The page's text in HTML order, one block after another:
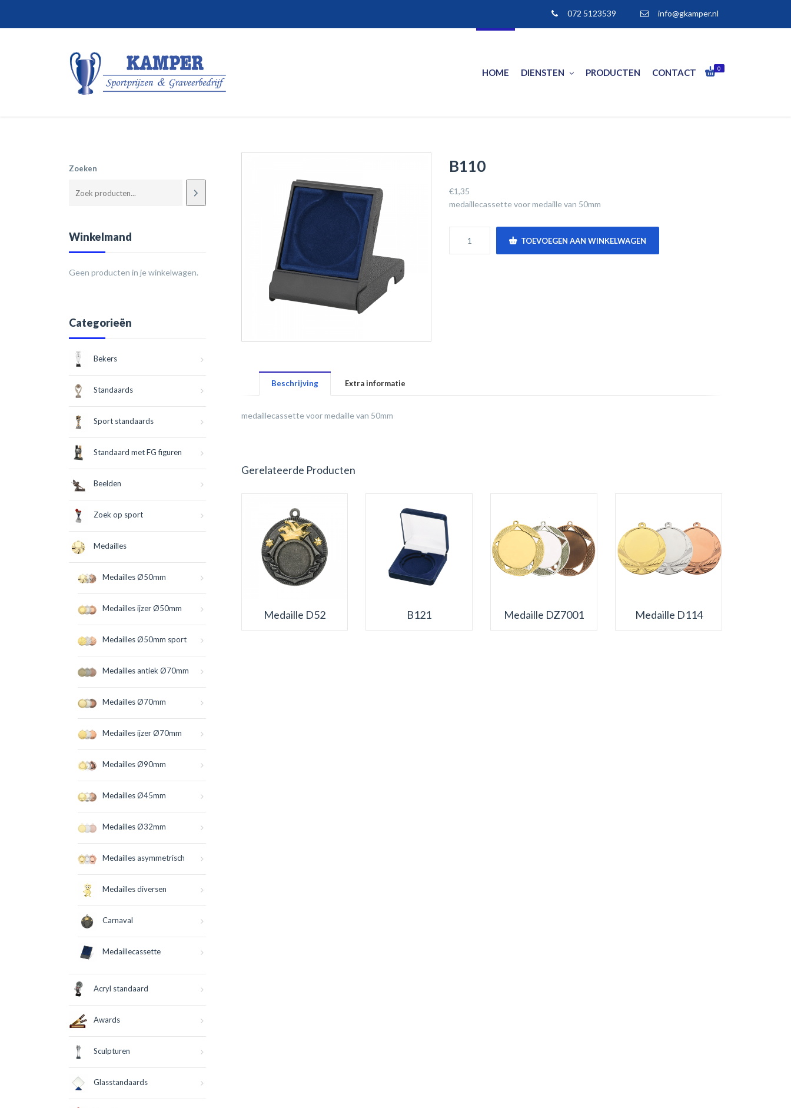
072 5123539 info@gkamper.nl
0
HOME DIENSTEN PRODUCTEN CONTACT
Zoeken
Winkelmand
Geen producten in je winkelwagen.
Categorieën
Bekers
Standaards
Sport standaards
Standaard met FG figuren
Beelden
Zoek op sport
Medailles
Medailles Ø50mm
Medailles ijzer Ø50mm
Medailles Ø50mm sport
Medailles antiek Ø70mm
Medailles Ø70mm
Medailles ijzer Ø70mm
Medailles Ø90mm
Medailles Ø45mm
Medailles Ø32mm
Medailles asymmetrisch
Medailles diversen
Carnaval
Medaillecassette
Acryl standaard
Awards
Sculpturen
Glasstandaards
B110
€1,35
medaillecassette voor medaille van 50mm
TOEVOEGEN AAN WINKELWAGEN
Beschrijving Extra informatie
medaillecassette voor medaille van 50mm
Gerelateerde Producten
Medaille D52 B121 Medaille DZ7001 Medaille D114